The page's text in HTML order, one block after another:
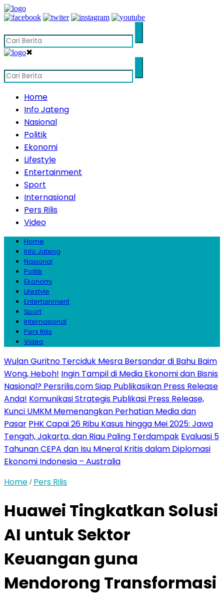
✖
Home
Info Jateng
Nasional
Politik
Ekonomi
Lifestyle
Entertainment
Sport
Internasional
Pers Rilis
Video
Home
Info Jateng
Nasional
Politik
Ekonomi
Lifestyle
Entertainment
Sport
Internasional
Pers Rilis
Video
Wulan Guritno Terciduk Mesra Bersandar di Bahu Baim
Wong, Heboh! Ingin Tampil di Media Ekonomi dan Bisnis
Nasional? Persrilis.com Siap Publikasikan Press Release
Anda! Komunikasi Strategis Publikasi Press Release,
Kunci UMKM Memenangkan Perhatian Media dan
Pasar PHK Capai 26 Ribu Kasus hingga Mei 2025: Jawa
Tengah, Jakarta, dan Riau Paling Terdampak Evaluasi 5
Tahunan CEPA dan Isu Mineral Kritis dalam Diplomasi
Ekonomi Indonesia – Australia
Home / Pers Rilis
Huawei Tingkatkan Solusi
AI untuk Sektor
Keuangan guna
Mendorong Transformasi